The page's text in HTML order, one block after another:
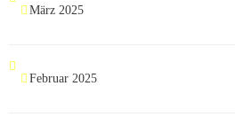
März 2025
Februar 2025